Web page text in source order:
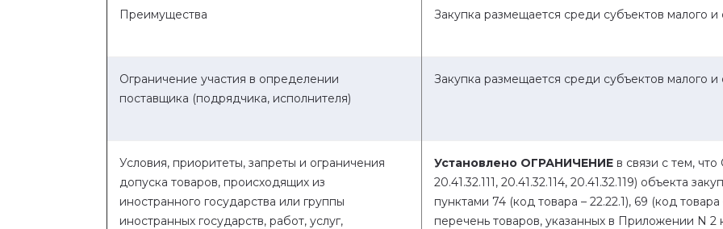
Преимущества Закупка размещается среди субъектов малого
Ограничение участия в определении
поставщика (подрядчика, исполнителя)
Закупка размещается среди субъектов малого
Условия, приоритеты, запреты и ограничения
допуска товаров, происходящих из
иностранного государства или группы
иностранных государств, работ, услуг,
Установлено ОГРАНИЧЕНИЕ в связи с тем, что
20.41.32.111, 20.41.32.114, 20.41.32.119) объекта
пунктами 74 (код товара – 22.22.1), 69 (код
перечень товаров, указанных в Приложении N 2